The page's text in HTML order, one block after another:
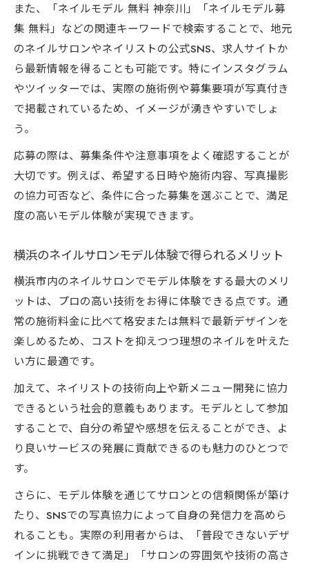
ネイルサロンモデル応募で得するテクニッ
ク
ミニモやサイトを活用した応募のコツ
ネイルサロンのキャンペーン情報の見極め
方法
ジェルネイルモデルとして技術向上に貢献
ネイルサロンでジェルネイルモデルになる
技術向上を支えるネイルサロンモデルの役
割
練習モデルとして参加する際の心構え
ネイルサロンで評価されるモデルの特徴
自分の手元を活かすジェルネイルモデル体
験
また、「ネイルモデル 無料 神奈川」「ネイルモデル募
集 無料」などの関連キーワードで検索することで、地元
のネイルサロンやネイリストの公式SNS、求人サイトか
ら最新情報を得ることも可能です。特にインスタグラム
やツイッターでは、実際の施術例や募集要項が写真付き
で掲載されているため、イメージが湧きやすいでしょ
う。
応募の際は、募集条件や注意事項をよく確認することが
大切です。例えば、希望する日時や施術内容、写真撮影
の協力可否など、条件に合った募集を選ぶことで、満足
度の高いモデル体験が実現できます。
横浜のネイルサロンモデル体験で得られるメリット
横浜市内のネイルサロンでモデル体験をする最大のメリ
ットは、プロの高い技術をお得に体験できる点です。通
常の施術料金に比べて格安または無料で最新デザインを
楽しめるため、コストを抑えつつ理想のネイルを叶えた
い方に最適です。
加えて、ネイリストの技術向上や新メニュー開発に協力
できるという社会的意義もあります。モデルとして参加
することで、自分の希望や感想を伝えることができ、よ
り良いサービスの発展に貢献できるのも魅力のひとつで
す。
さらに、モデル体験を通じてサロンとの信頼関係が築け
たり、SNSでの写真協力によって自身の発信力を高めら
れることも。実際の利用者からは、「普段できないデザ
インに挑戦できて満足」「サロンの雰囲気や技術の高さ